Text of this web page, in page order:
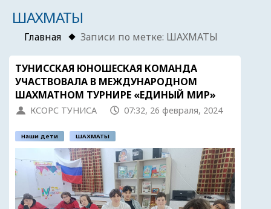
ШАХМАТЫ
Главная Записи по метке: ШАХМАТЫ
ТУНИССКАЯ ЮНОШЕСКАЯ КОМАНДА
УЧАСТВОВАЛА В МЕЖДУНАРОДНОМ
ШАХМАТНОМ ТУРНИРЕ «ЕДИНЫЙ МИР»
КСОРС ТУНИСА 07:32, 26 февраля, 2024
Наши дети ШАХМАТЫ